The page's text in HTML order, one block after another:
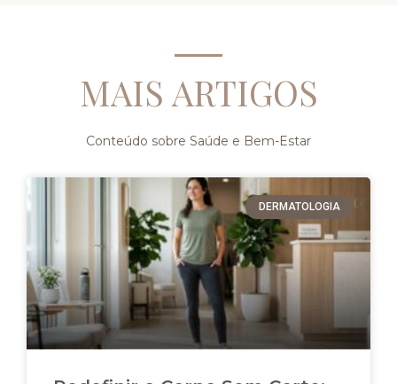
MAIS ARTIGOS
Conteúdo sobre Saúde e Bem-Estar
DERMATOLOGIA